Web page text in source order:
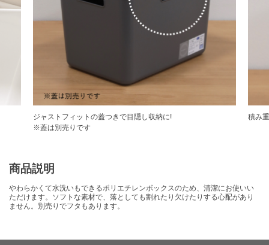
ジャストフィットの蓋つきで目隠し収納に!
※蓋は別売りです
積み
商品説明
やわらかくて水洗いもできるポリエチレンボックスのため、清潔にお使いい
ただけます。ソフトな素材で、落としても割れたり欠けたりする心配があり
ません。別売りでフタもあります。